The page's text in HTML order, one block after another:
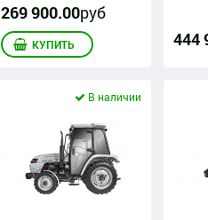
269 900.00руб
КУПИТЬ 444
В наличии